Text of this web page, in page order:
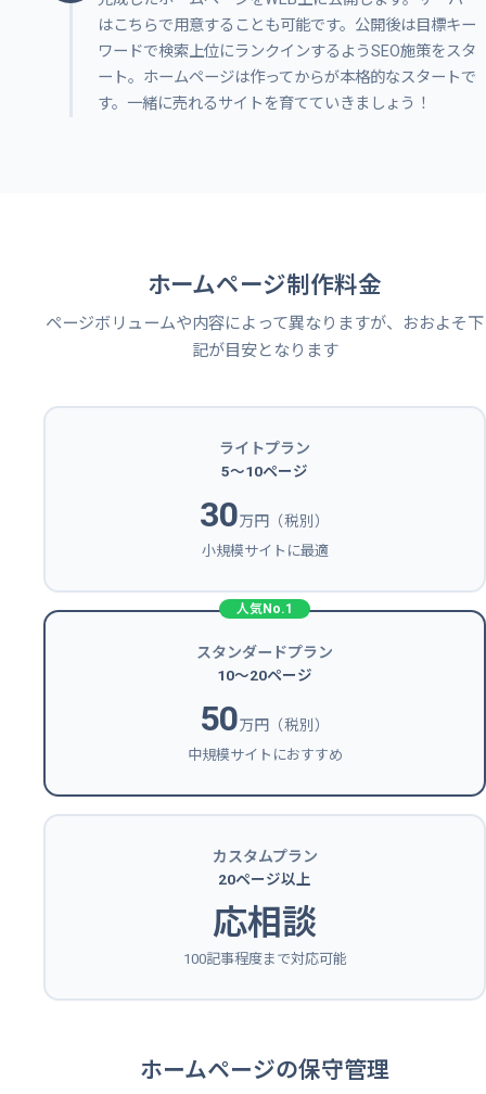
はこちらで用意することも可能です。公開後は目標キー
ワードで検索上位にランクインするようSEO施策をスタ
ート。ホームページは作ってからが本格的なスタートで
す。一緒に売れるサイトを育てていきましょう！
ホームページ制作料金
ページボリュームや内容によって異なりますが、おおよそ下
記が目安となります
ライトプラン
5〜10ページ
30万円（税別）
小規模サイトに最適
スタンダードプラン
10〜20ページ
50万円（税別）
中規模サイトにおすすめ
カスタムプラン
20ページ以上
応相談
100記事程度まで対応可能
ホームページの保守管理